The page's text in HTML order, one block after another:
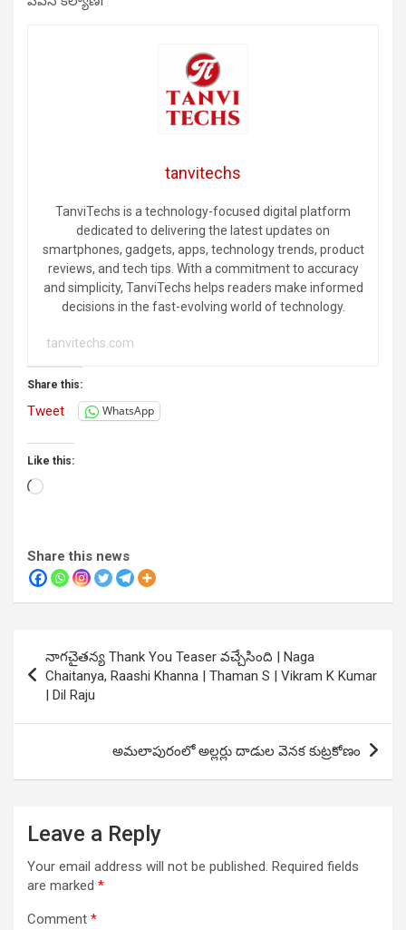
tanvitechs
TanviTechs is a technology-focused digital platform
dedicated to delivering the latest updates on
smartphones, gadgets, apps, technology trends, product
reviews, and tech tips. With a commitment to accuracy
and simplicity, TanviTechs helps readers make informed
decisions in the fast-evolving world of technology.
tanvitechs.com
Share this:
Tweet WhatsApp
Like this:
Loading…
Share this news
navigation
నాగచైతన్య Thank You Teaser వచ్చేసింది | Naga
Chaitanya, Raashi Khanna | Thaman S | Vikram K Kumar
| Dil Raju
అమలాపురంలో అల్లర్లు దాడుల వెనక కుట్రకోణం
Leave a Reply
Your email address will not be published. Required fields
are marked *
Comment *